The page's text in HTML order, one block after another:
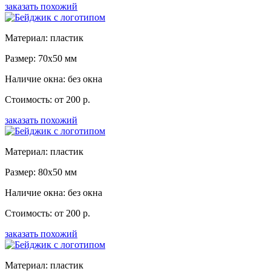
заказать похожий
Материал: пластик
Размер: 70x50 мм
Наличие окна: без окна
Стоимость: от 200 р.
заказать похожий
Материал: пластик
Размер: 80x50 мм
Наличие окна: без окна
Стоимость: от 200 р.
заказать похожий
Материал: пластик